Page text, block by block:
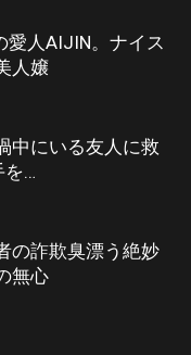
愛人AIJIN。ナイス
人嬢
中にいる友人に救
を…
の詐欺臭漂う絶妙
無心